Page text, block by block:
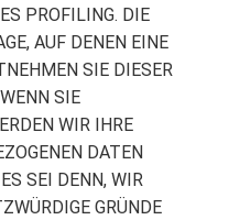
PROFILING. DIE
AUF DENEN EINE
SIE DIESER
SIE
WIR IHRE
DATEN
SEI DENN, WIR
GRÜNDE